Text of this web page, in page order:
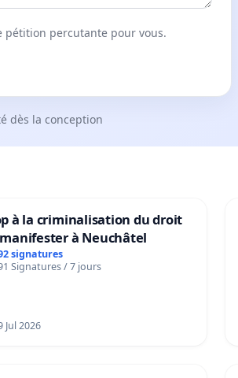
pétition percutante pour vous.
dès la conception
à la criminalisation du droit
à Neuchâtel
signatures
Signatures / 7 jours
Jul 2026